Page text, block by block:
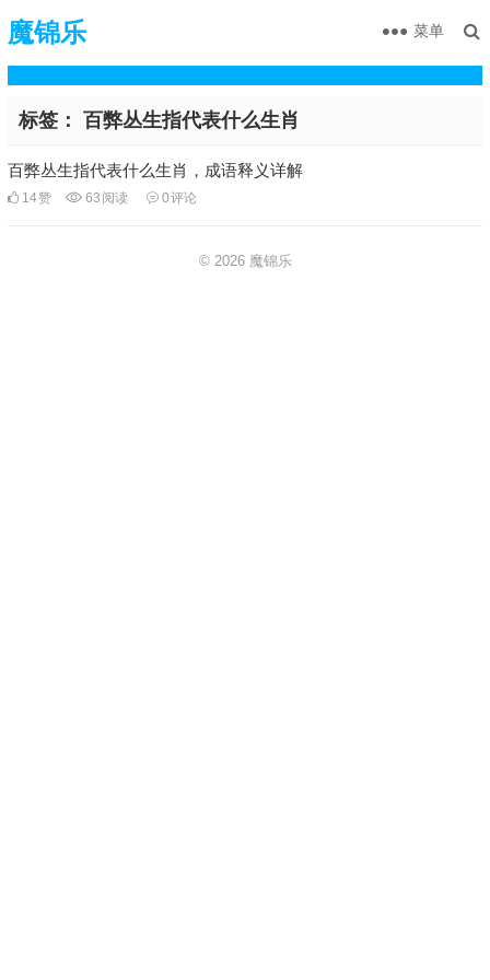
魔锦乐 菜单
标签： 百弊丛生指代表什么生肖
百弊丛生指代表什么生肖，成语释义详解
14赞 63 阅读 0评论
© 2026 魔锦乐